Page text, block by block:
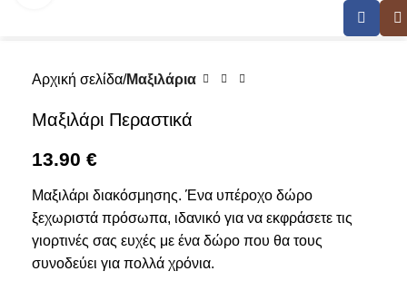
Αρχική σελίδα Μαξιλάρια
Μαξιλάρι Περαστικά
13.90 €
Μαξιλάρι διακόσμησης. Ένα υπέροχο δώρο
ξεχωριστά πρόσωπα, ιδανικό για να εκφράσετε τις
γιορτινές σας ευχές με ένα δώρο που θα τους
συνοδεύει για πολλά χρόνια.